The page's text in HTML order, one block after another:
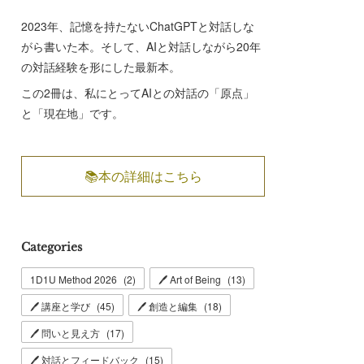
2023年、記憶を持たないChatGPTと対話しな
がら書いた本。そして、AIと対話しながら20年
の対話経験を形にした最新本。
この2冊は、私にとってAIとの対話の「原点」
と「現在地」です。
📚本の詳細はこちら
Categories
1D1U Method 2026 (2) 🖊 Art of Being (13)
🖊 講座と学び (45) 🖊 創造と編集 (18)
🖊 問いと見え方 (17)
🖊 対話とフィードバック
(15)